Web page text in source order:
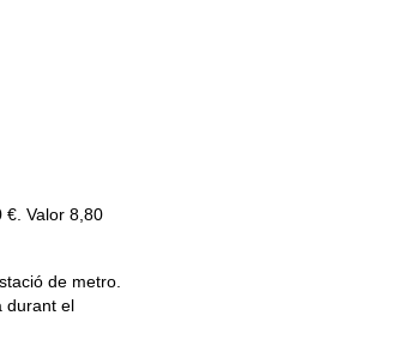
€. Valor 8,80
de metro.
durant el